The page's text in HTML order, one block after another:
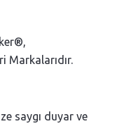
saygı duyar ve